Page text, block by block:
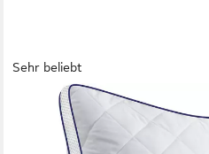
Sehr beliebt
GENTLE NORTH
Microfaserkissen Kopfkissen in
gefüllte Schlafkissen, Füllung: